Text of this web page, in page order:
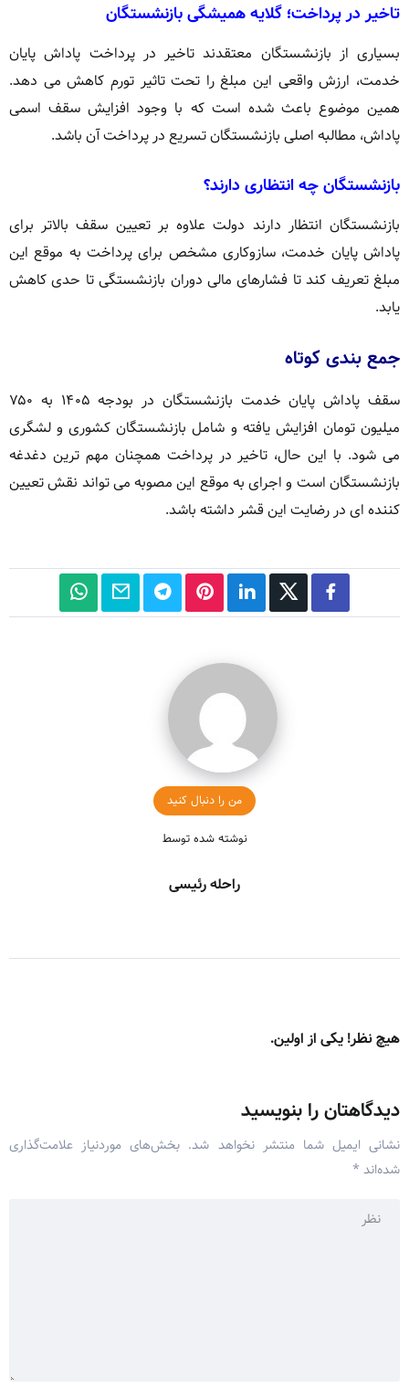
تاخیر در پرداخت؛ گلایه همیشگی بازنشستگان
بسیاری از بازنشستگان معتقدند تاخیر در پرداخت پاداش پایان
خدمت، ارزش واقعی این مبلغ را تحت تاثیر تورم کاهش می دهد.
همین موضوع باعث شده است که با وجود افزایش سقف اسمی
پاداش، مطالبه اصلی بازنشستگان تسریع در پرداخت آن باشد.
بازنشستگان چه انتظاری دارند؟
بازنشستگان انتظار دارند دولت علاوه بر تعیین سقف بالاتر برای
پاداش پایان خدمت، سازوکاری مشخص برای پرداخت به موقع این
مبلغ تعریف کند تا فشارهای مالی دوران بازنشستگی تا حدی کاهش
یابد.
جمع بندی کوتاه
سقف پاداش پایان خدمت بازنشستگان در بودجه ۱۴۰۵ به ۷۵۰
میلیون تومان افزایش یافته و شامل بازنشستگان کشوری و لشگری
می شود. با این حال، تاخیر در پرداخت همچنان مهم ترین دغدغه
بازنشستگان است و اجرای به موقع این مصوبه می تواند نقش تعیین
کننده ای در رضایت این قشر داشته باشد.
من را دنبال کنید
نوشته شده توسط
راحله رئیسی
هیچ نظر! یکی از اولین.
دیدگاهتان را بنویسید
نشانی ایمیل شما منتشر نخواهد شد. بخش‌های موردنیاز علامت‌گذاری
شده‌اند *